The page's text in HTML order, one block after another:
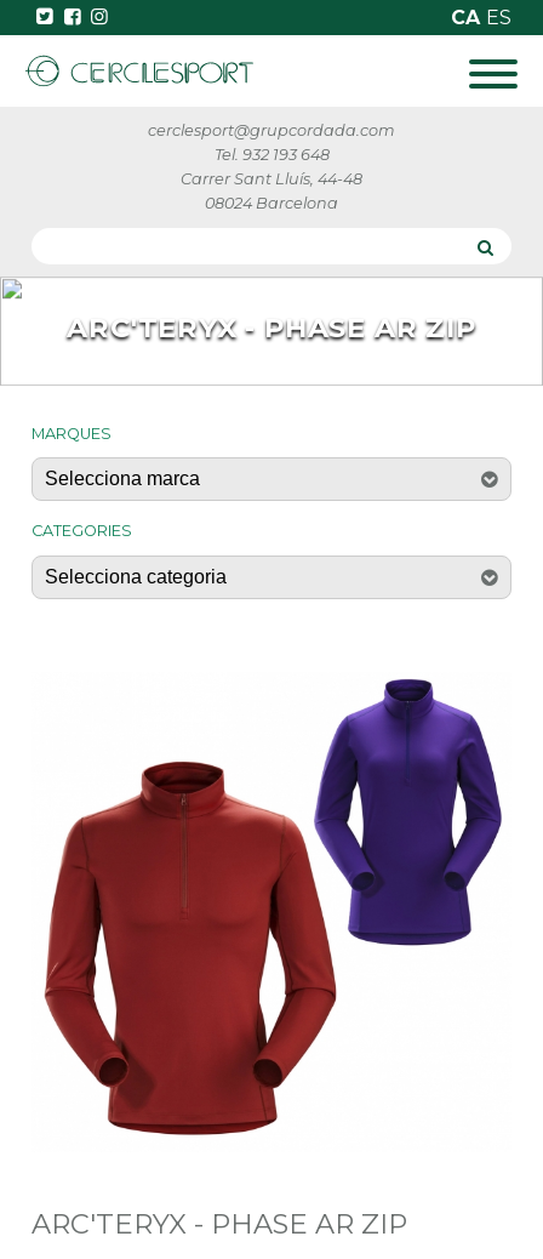
CA ES
cerclesport@grupcordada.com
Tel. 932 193 648
Carrer Sant Lluís, 44-48
08024 Barcelona
ARC'TERYX - PHASE AR ZIP
MARQUES
CATEGORIES
ARC'TERYX - PHASE AR ZIP